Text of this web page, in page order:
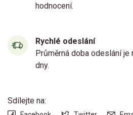
hodnocení.
Rychlé odeslání
Průměrná doba odeslání je
dny.
Sdílejte na: